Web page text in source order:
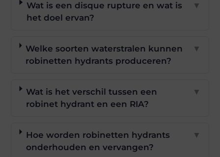
Wat is een disque rupture en wat is
het doel ervan?
▼
Welke soorten waterstralen kunnen
robinetten hydrants produceren?
▼
Wat is het verschil tussen een
robinet hydrant en een RIA?
▼
Hoe worden robinetten hydrants
onderhouden en vervangen?
▼